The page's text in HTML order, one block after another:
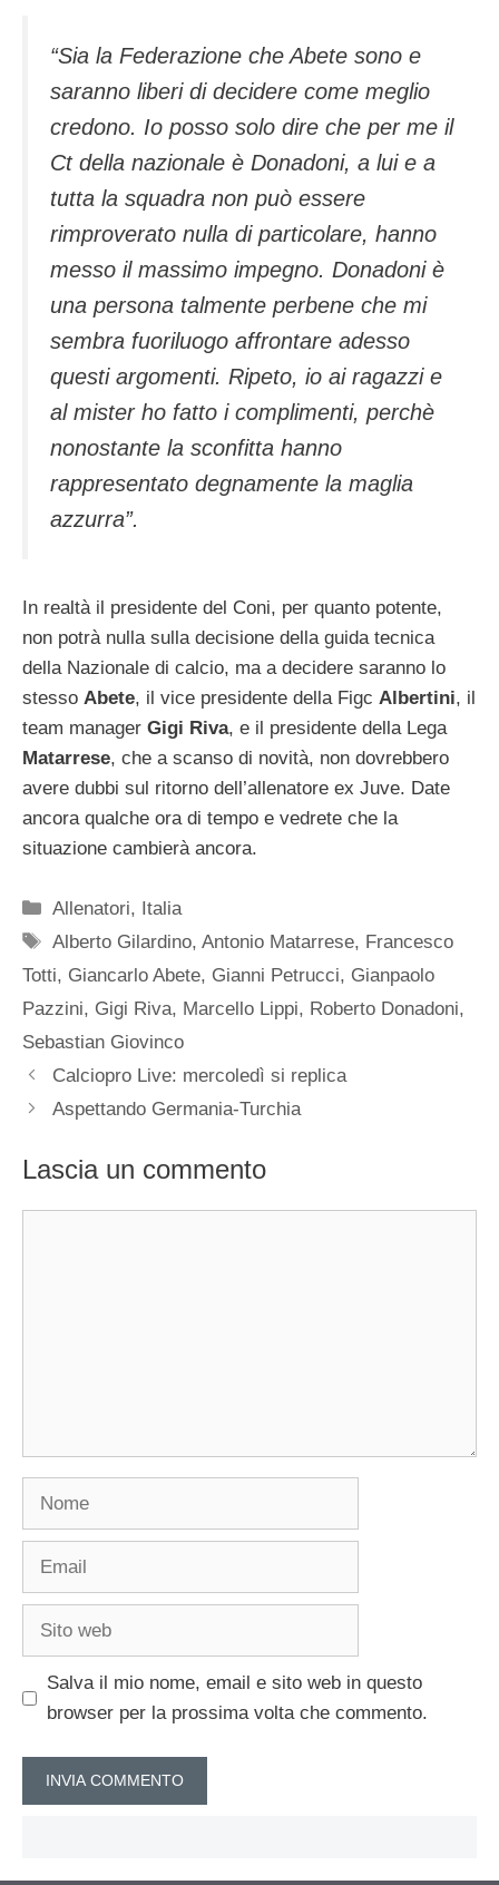
“Sia la Federazione che Abete sono e
saranno liberi di decidere come meglio
credono. Io posso solo dire che per me il
Ct della nazionale è Donadoni, a lui e a
tutta la squadra non può essere
rimproverato nulla di particolare, hanno
messo il massimo impegno. Donadoni è
una persona talmente perbene che mi
sembra fuoriluogo affrontare adesso
questi argomenti. Ripeto, io ai ragazzi e
al mister ho fatto i complimenti, perchè
nonostante la sconfitta hanno
rappresentato degnamente la maglia
azzurra”.
In realtà il presidente del Coni, per quanto potente,
non potrà nulla sulla decisione della guida tecnica
della Nazionale di calcio, ma a decidere saranno lo
stesso Abete, il vice presidente della Figc Albertini, il
team manager Gigi Riva, e il presidente della Lega
Matarrese, che a scanso di novità, non dovrebbero
avere dubbi sul ritorno dell’allenatore ex Juve. Date
ancora qualche ora di tempo e vedrete che la
situazione cambierà ancora.
Categorie
Allenatori, Italia
Tag
Alberto Gilardino,Antonio Matarrese, Francesco
Totti, Giancarlo Abete, Gianni Petrucci, Gianpaolo
Pazzini, Gigi Riva, Marcello Lippi, Roberto Donadoni,
Sebastian Giovinco
Calciopro Live: mercoledì si replica
Aspettando Germania-Turchia
Lascia un commento
Nome
Email
Sito
Salva il mio nome, email e sito web in questo
browser per la prossima volta che commento.